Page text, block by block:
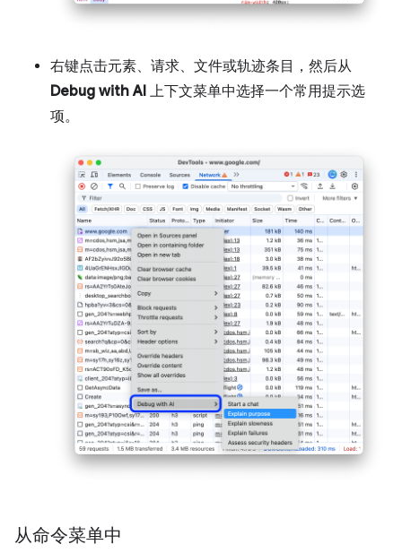
右键点击元素、请求、文件或轨迹条目，然后从
Debug with AI 上下文菜单中选择一个常用提示选
项。
从命令菜单中